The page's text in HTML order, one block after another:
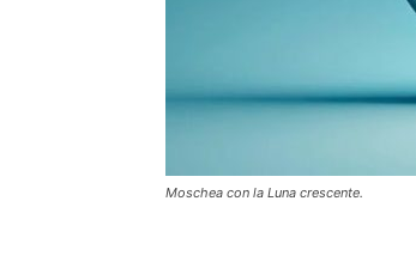
Moschea con la Luna crescente.